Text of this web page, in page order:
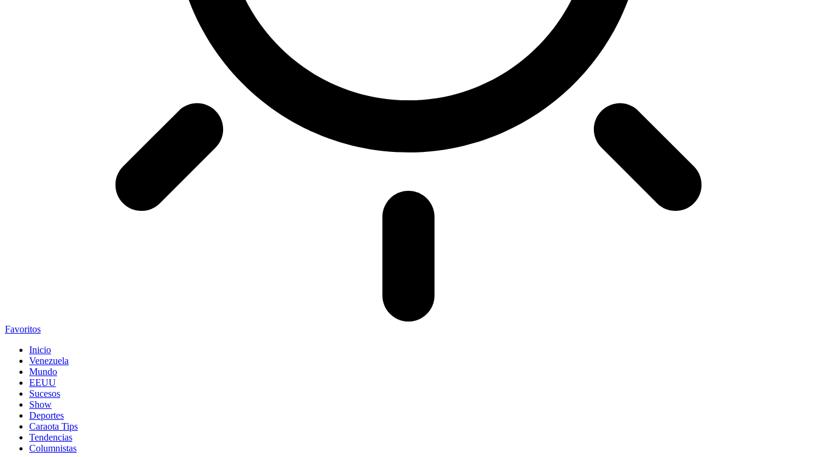
Favoritos
Inicio
Venezuela
Mundo
EEUU
Sucesos
Show
Deportes
Caraota Tips
Tendencias
Columnistas